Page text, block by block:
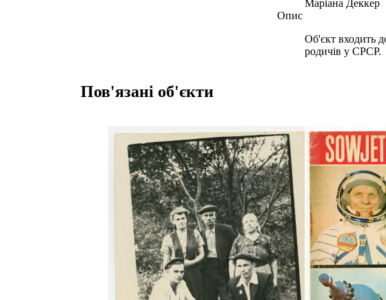
Маріана Деккер
Опис
Об'єкт входить
родичів у СРСР.
Пов'язані об'єкти